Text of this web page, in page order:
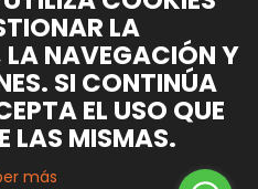
LA
NAVEGACIÓN Y
SI CONTINÚA
EL USO QUE
LAS MISMAS.
más